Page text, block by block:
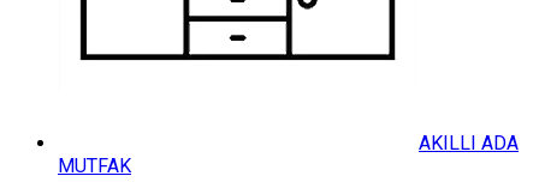
AKILLI ADA
MUTFAK